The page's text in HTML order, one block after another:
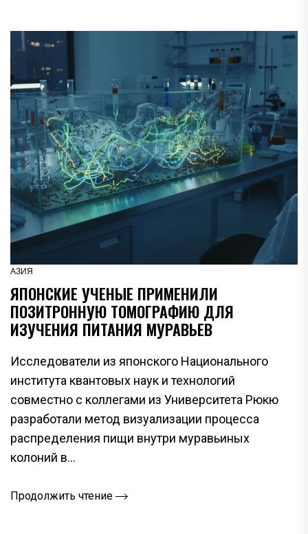
АЗИЯ
ЯПОНСКИЕ УЧЕНЫЕ ПРИМЕНИЛИ
ПОЗИТРОННУЮ ТОМОГРАФИЮ ДЛЯ
ИЗУЧЕНИЯ ПИТАНИЯ МУРАВЬЕВ
Исследователи из японского Национального
института квантовых наук и технологий
совместно с коллегами из Университета Рюкю
разработали метод визуализации процесса
распределения пищи внутри муравьиных
колоний в...
Продолжить чтение